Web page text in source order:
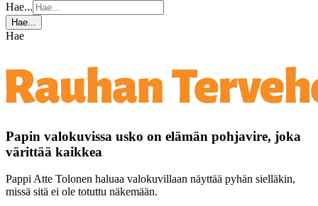
Hae...
Hae...
Hae
Papin valokuvissa usko on elämän pohjavire, joka
värittää kaikkea
Pappi Atte Tolonen haluaa valokuvillaan näyttää pyhän sielläkin,
missä sitä ei ole totuttu näkemään.